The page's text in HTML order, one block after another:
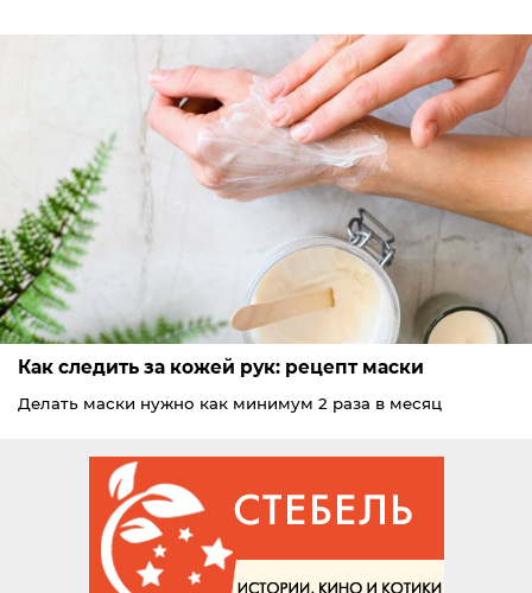
Как следить за кожей рук: рецепт маски
Делать маски нужно как минимум 2 раза в месяц